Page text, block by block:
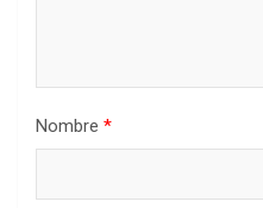
Nombre *